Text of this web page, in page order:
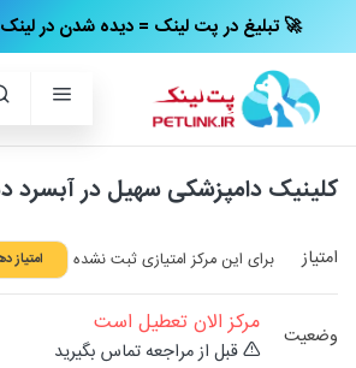
← تبلیغ در پت‌ لینک = دیده شدن در لینک‌های اول گوگل 🚀
کلینیک دامپزشکی سهیل در آبسرد
امتیاز برای این مرکز امتیازی ثبت نشده امتیاز
وضعیت مرکز الان تعطیل است
قبل از مراجعه تماس بگیرید